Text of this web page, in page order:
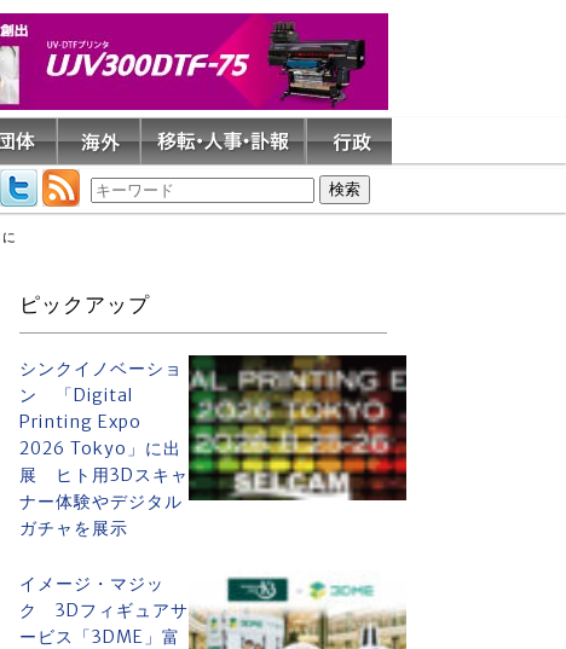
ピックアップ
シンクイノベーショ
ン 「Digital
Printing Expo
2026 Tokyo」に出
展 ヒト用3Dスキャ
ナー体験やデジタル
ガチャを展示
イメージ・マジッ
ク 3Dフィギュアサ
ービス「3DME」富